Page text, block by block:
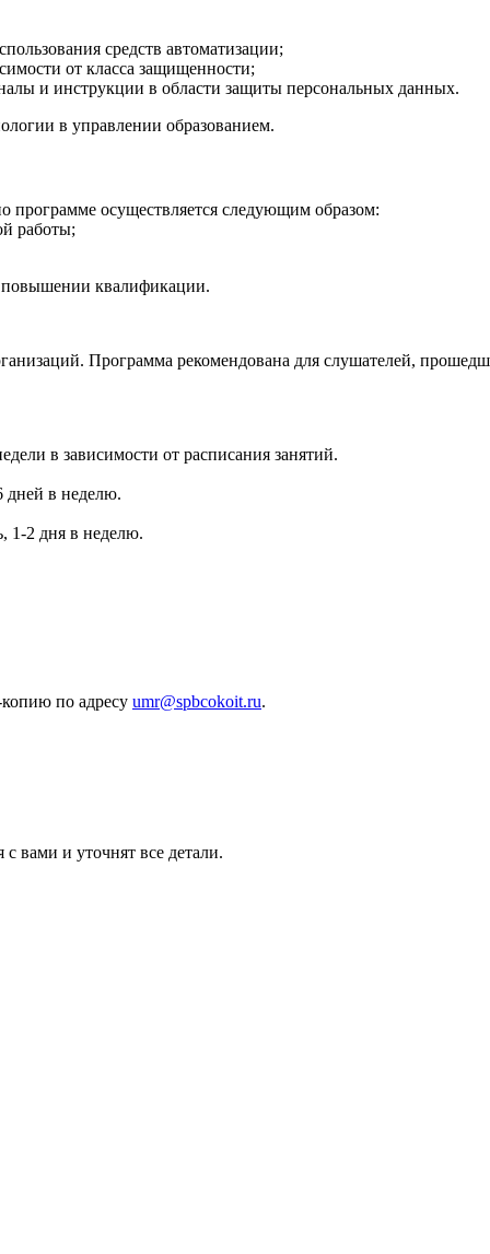
средств автоматизации;
от класса защищенности;
и инструкции в области защиты персональных данных.
в управлении образованием.
программе осуществляется следующим образом:
работы;
повышении квалификации.
Программа рекомендована для слушателей,
в зависимости от расписания занятий.
дней в неделю.
1-2 дня в неделю.
по адресу umr@spbcokoit.ru.
вами и уточнят все детали.